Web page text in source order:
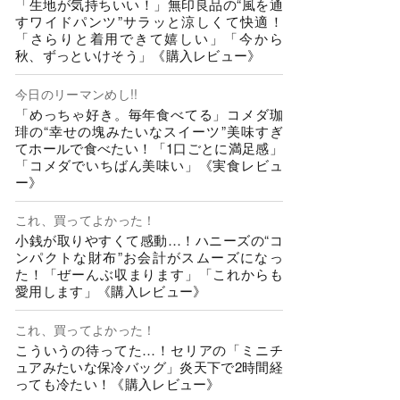
「生地が気持ちいい！」無印良品の“風を通
すワイドパンツ”サラッと涼しくて快適！
「さらりと着用できて嬉しい」「今から
秋、ずっといけそう」《購入レビュー》
今日のリーマンめし!!
「めっちゃ好き。毎年食べてる」コメダ珈
琲の“幸せの塊みたいなスイーツ”美味すぎ
てホールで食べたい！「1口ごとに満足感」
「コメダでいちばん美味い」《実食レビュ
ー》
これ、買ってよかった！
小銭が取りやすくて感動…！ハニーズの“コ
ンパクトな財布”お会計がスムーズになっ
た！「ぜーんぶ収まります」「これからも
愛用します」《購入レビュー》
これ、買ってよかった！
こういうの待ってた…！セリアの「ミニチ
ュアみたいな保冷バッグ」炎天下で2時間経
っても冷たい！《購入レビュー》